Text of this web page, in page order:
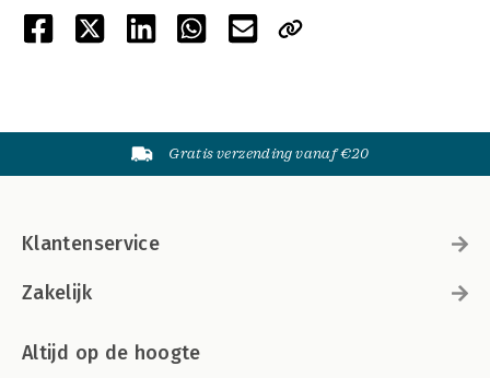
Gratis verzending vanaf €20
Klantenservice
Zakelijk
Altijd op de hoogte